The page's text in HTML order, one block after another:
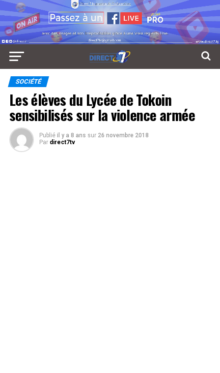
SOCIÉTÉ
Les élèves du Lycée de Tokoin
sensibilisés sur la violence armée
Publié il y a 8 ans sur 26 novembre 2018
Par direct7tv